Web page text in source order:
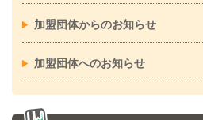
加盟団体からのお知らせ
加盟団体へのお知らせ